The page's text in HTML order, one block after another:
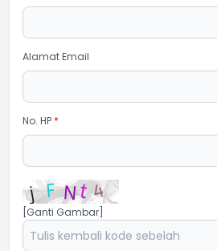
Alamat Email
No. HP *
[Ganti Gambar]